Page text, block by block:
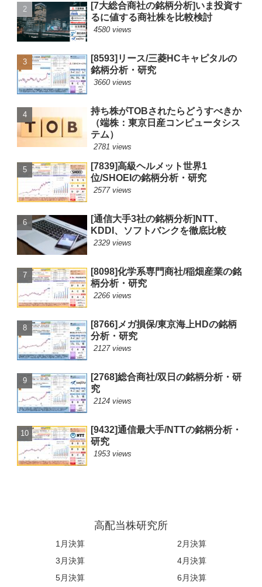
[7大総合商社の銘柄分析]いま投資す
るに値する商社株を比較検討
4580 views
[8593]リース/三菱HCキャピタルの
銘柄分析・研究
3660 views
持ち株がTOBされたらどうすべきか
（端株：東京日産コンピュータシス
テム）
2781 views
[7839]高級ヘルメット世界1
位/SHOEIの銘柄分析・研究
2577 views
[通信大手3社の銘柄分析]NTT、
KDDI、ソフトバンクを徹底比較
2329 views
[8098]化学系専門商社/稲畑産業の銘
柄分析・研究
2266 views
[8766]メガ損保/東京海上HDの銘柄
分析・研究
2127 views
[2768]総合商社/双日の銘柄分析・研
究
2124 views
[9432]通信最大手/NTTの銘柄分析・
研究
1953 views
高配当株研究所
1月決算
2月決算
3月決算
4月決算
5月決算
6月決算